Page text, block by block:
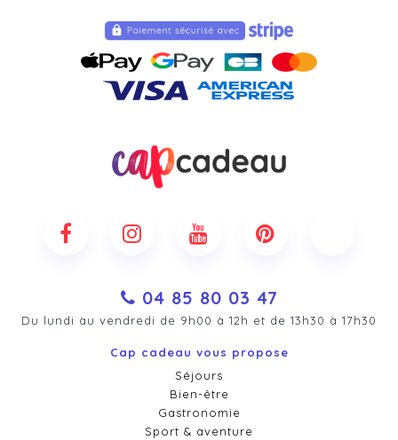
04 85 80 03 47
Du lundi au vendredi de 9h00 à 12h et de 13h30 à 17h30
Cap cadeau vous propose
Séjours
Bien-être
Gastronomie
Sport & aventure